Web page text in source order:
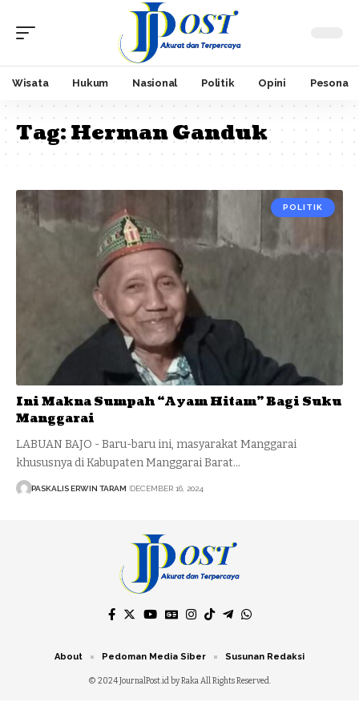
Wisata Hukum Nasional Politik Opini Pesona
Tag:Herman Ganduk
POLITIK
Ini Makna Sumpah “Ayam Hitam” Bagi Suku
Manggarai
LABUAN BAJO - Baru-baru ini, masyarakat Manggarai
khususnya di Kabupaten Manggarai Barat…
PASKALIS ERWIN TARAM DECEMBER 16, 2024
© 2024 JournalPost.id by Raka All Rights Reserved.
About Pedoman Media Siber Susunan Redaksi